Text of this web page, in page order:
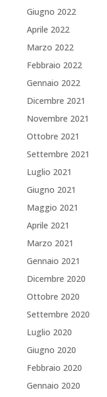
Giugno 2022
Aprile 2022
Marzo 2022
Febbraio 2022
Gennaio 2022
Dicembre 2021
Novembre 2021
Ottobre 2021
Settembre 2021
Luglio 2021
Giugno 2021
Maggio 2021
Aprile 2021
Marzo 2021
Gennaio 2021
Dicembre 2020
Ottobre 2020
Settembre 2020
Luglio 2020
Giugno 2020
Febbraio 2020
Gennaio 2020